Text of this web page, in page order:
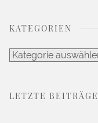
KATEGORIEN
Kategorien
LETZTE BEITRÄGE